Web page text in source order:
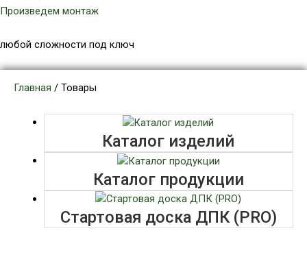
Произведем монтаж
любой сложности под ключ
Главная / Товары
Каталог изделий
Каталог продукции
Стартовая доска ДПК (PRO)